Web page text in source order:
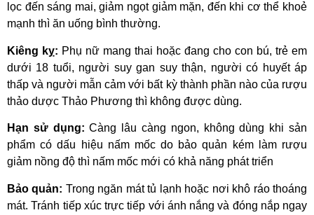
lọc đến sáng mai, giảm ngọt giảm mặn, đến khi cơ thể khoẻ
mạnh thì ăn uống bình thường.
Kiêng kỵ: Phụ nữ mang thai hoặc đang cho con bú, trẻ em
dưới 18 tuổi, người suy gan suy thận, người có huyết áp
thấp và người mẫn cảm với bất kỳ thành phần nào của rượu
thảo dược Thảo Phương thì không được dùng.
Hạn sử dụng: Càng lâu càng ngon, không dùng khi sản
phẩm có dấu hiệu nấm mốc do bảo quản kém làm rượu
giảm nồng độ thì nấm mốc mới có khả năng phát triển
Bảo quản: Trong ngăn mát tủ lạnh hoặc nơi khô ráo thoáng
mát. Tránh tiếp xúc trực tiếp với ánh nắng và đóng nắp ngay